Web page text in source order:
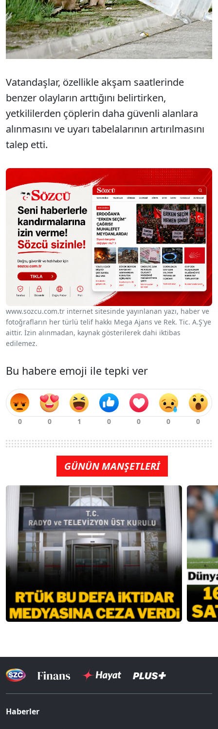
Vatandaşlar, özellikle akşam saatlerinde
benzer olayların arttığını belirtirken,
yetkililerden çöplerin daha güvenli alanlara
alınmasını ve uyarı tabelalarının artırılmasını
talep etti.
www.sozcu.com.tr internet sitesinde yayınlanan yazı, haber ve
fotoğrafların her türlü telif hakkı Mega Ajans ve Rek. Tic. A.Ş'ye
aittir. İzin alınmadan, kaynak gösterilerek dahi iktibas
edilemez.
Bu habere emoji ile tepki ver
GÜNÜN MANŞETLERİ
Haberler